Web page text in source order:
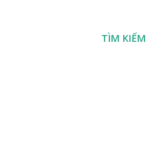
TÌM KIẾM